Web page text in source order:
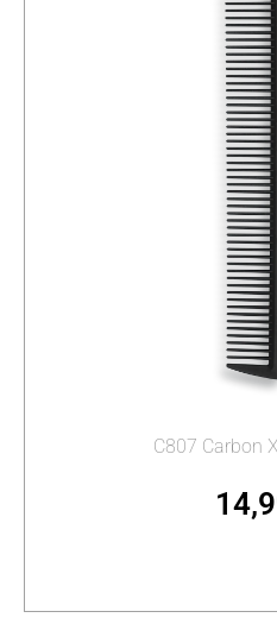
C807 Carbon